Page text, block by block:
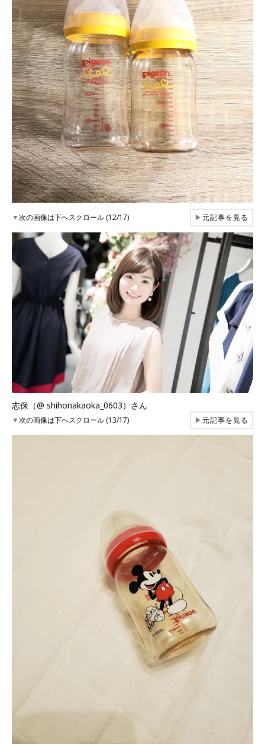
▼次の画像は下へスクロール (12/17) ▶元記事を見る
志保（@ shihonakaoka_0603）さん
▼次の画像は下へスクロール (13/17) ▶元記事を見る